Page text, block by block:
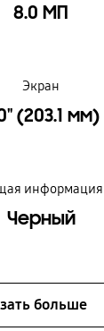
8.0 МП
Экран
(203.1 мм)
информация
Черный
больше